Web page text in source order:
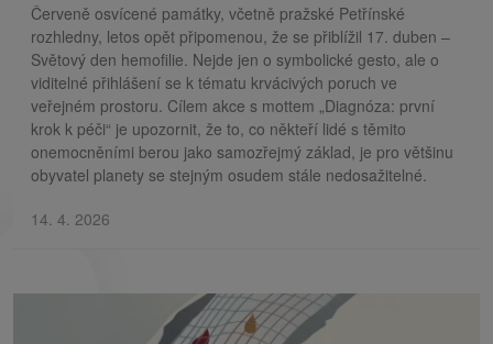
Červeně osvícené památky, včetně pražské Petřínské
rozhledny, letos opět připomenou, že se přiblížil 17. duben –
Světový den hemofilie. Nejde jen o symbolické gesto, ale o
viditelné přihlášení se k tématu krvácivých poruch ve
veřejném prostoru. Cílem akce s mottem „Diagnóza: první
krok k péči“ je upozornit, že to, co někteří lidé s těmito
onemocněními berou jako samozřejmý základ, je pro většinu
obyvatel planety se stejným osudem stále nedosažitelné.
14. 4. 2026